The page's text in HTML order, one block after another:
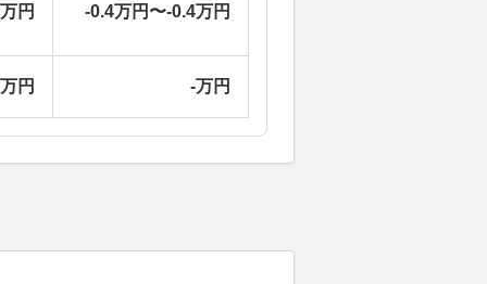
円 -0.4万円〜-0.4万円
円 -万円